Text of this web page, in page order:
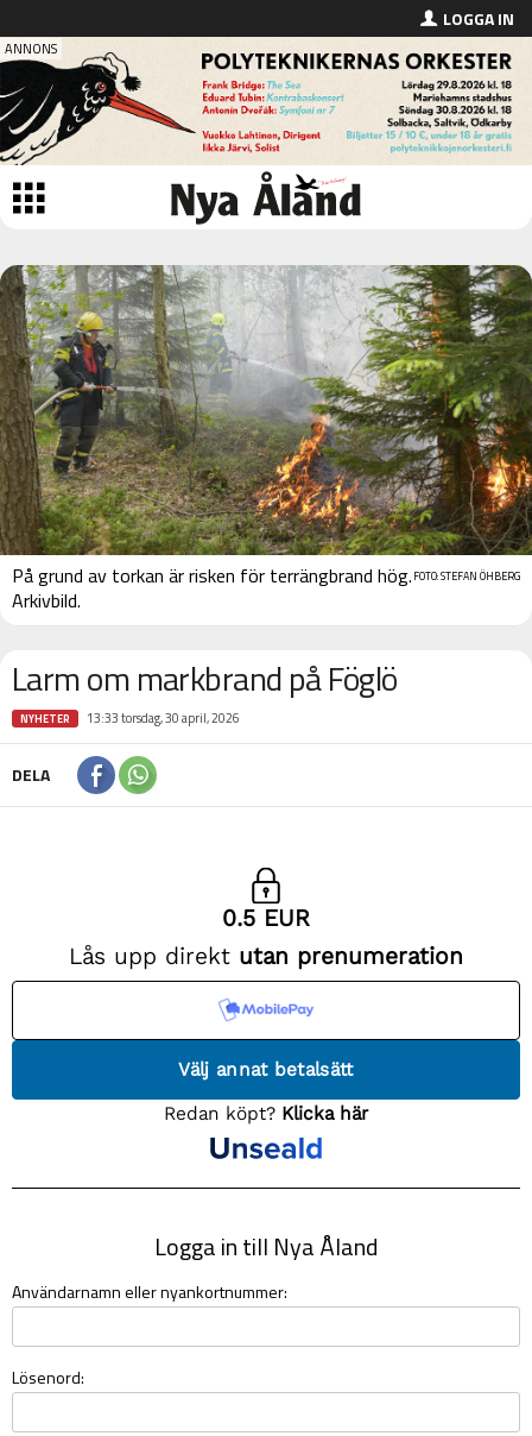
LOGGA IN
FOTO: STEFAN ÖHBERG
På grund av torkan är risken för terrängbrand hög.
Arkivbild.
Larm om markbrand på Föglö
NYHETER 13:33 torsdag, 30 april, 2026
DELA